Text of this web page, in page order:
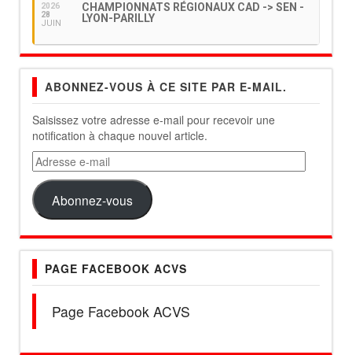
2026
28
JUIN
CHAMPIONNATS RÉGIONAUX CAD -> SEN -
LYON-PARILLY
ABONNEZ-VOUS À CE SITE PAR E-MAIL.
Saisissez votre adresse e-mail pour recevoir une
notification à chaque nouvel article.
Adresse
e-
mail
Abonnez-vous
PAGE FACEBOOK ACVS
Page Facebook ACVS